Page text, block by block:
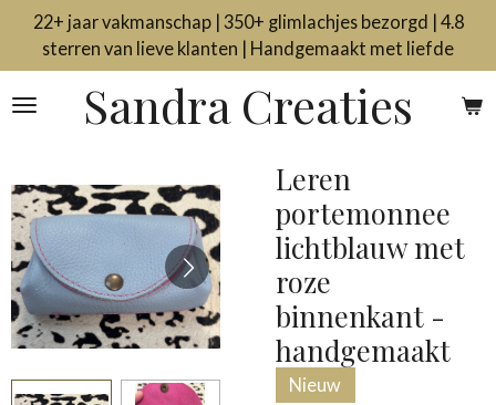
direct
naar
de
hoofdinhoudSandra Creaties
22+ jaar vakmanschap | 350+ glimlachjes bezorgd | 4.8
sterren van lieve klanten | Handgemaakt met liefde
Leren
portemonnee
lichtblauw met
roze
binnenkant -
handgemaakt
Nieuw